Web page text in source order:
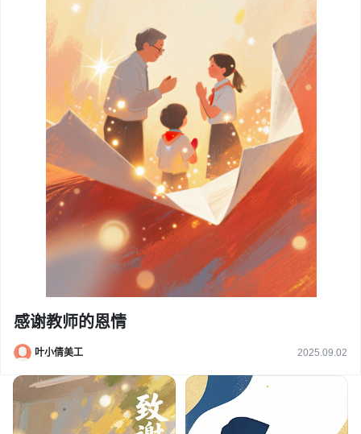
感谢教师的恩情
叶小倩美工 2025.09.02